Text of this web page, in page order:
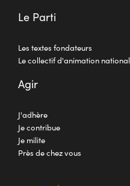
Le Parti
Les textes fondateurs
Le collectif d'animation national
Agir
J'adhère
Je contribue
Je milite
Près de chez vous